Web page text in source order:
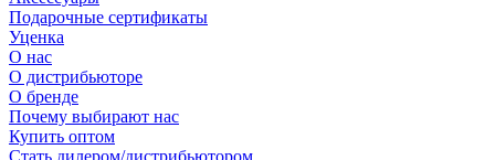
Подарочные сертификаты
Уценка
О нас
О дистрибьюторе
О бренде
Почему выбирают нас
Купить оптом
Стать дилером/дистрибьютором